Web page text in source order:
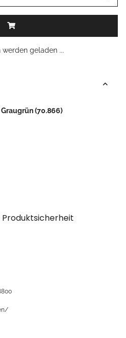
werden geladen ...
(70.866)